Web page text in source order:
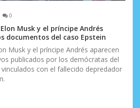
0
Musk y el príncipe Andrés
documentos del caso Epstein
Musk y el príncipe Andrés aparecen
publicados por los demócratas del
vinculados con el fallecido depredador